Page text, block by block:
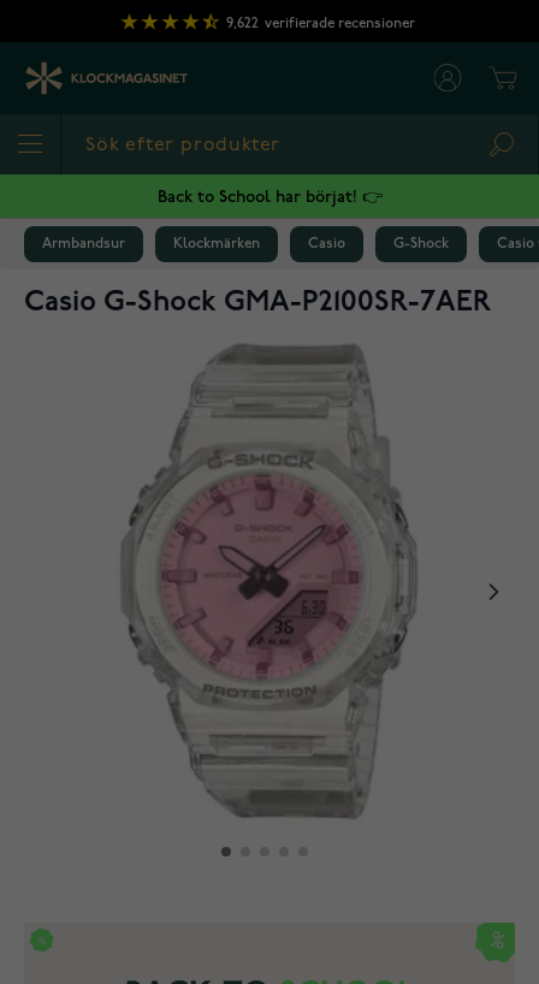
Hoppa till innehållet
9,622 verifierade recensioner
Back to School har börjat! 👉
Armbandsur Klockmärken Casio G-Shock Casio
Casio G-Shock GMA-P2100SR-7AER